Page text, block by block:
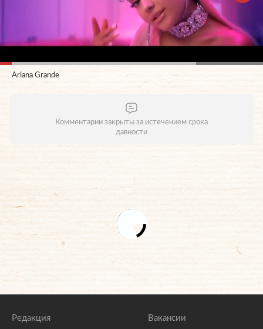
Ariana Grande
Комментарии закрыты за истечением срока
давности
Редакция Вакансии